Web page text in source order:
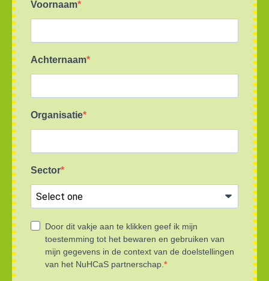
Voornaam
Achternaam
Organisatie
Sector
Door dit vakje aan te klikken geef ik mijn
toestemming tot het bewaren en gebruiken van
mijn gegevens in de context van de doelstellingen
van het NuHCaS partnerschap.